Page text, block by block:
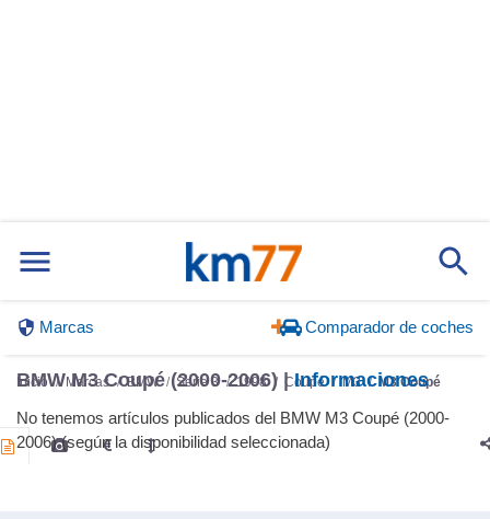
Marcas Comparador de coches
Inicio Marcas BMW Serie 3 1998 Coupé M3 M3 Coupé
BMW M3 Coupé (2000-2006) |Informaciones
No tenemos artículos publicados del BMW M3 Coupé (2000-
2006) (según la disponibilidad seleccionada)